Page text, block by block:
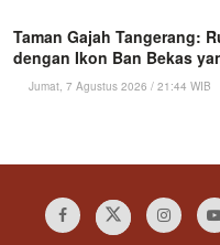
Taman Gajah Tangerang:
dengan Ikon Ban Bekas
Jumat, 7 Agustus 2026 / 21:44 WIB